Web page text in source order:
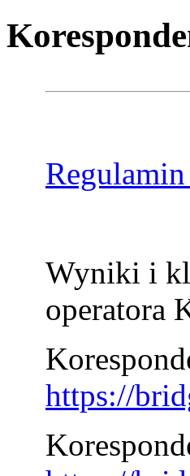
Wyniki i
operatora
https://